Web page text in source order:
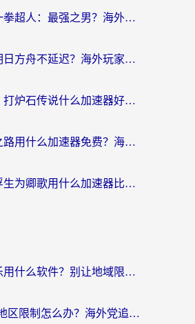
印度怎么玩一拳超人：最强之男？海外党国服游戏加速避坑指南
国外怎么玩明日方舟不延迟？海外玩家国服游戏加速终极指南（附DNF梦幻诛仙解决方案）
海外党别愁！打炉石传说什么加速器好用？3个实用技巧解决国服游戏卡顿
国外玩流放之路用什么加速器免费？海外党亲测有效的国服游戏加速指南
国外玩国服浮生为卿歌用什么加速器比较好？海外党亲测不踩坑指南
在海外听音乐用什么软件？别让地域限制断了你的华语歌单
芒果TV海外地区限制怎么办？海外党追剧看片的实用加速器选择指南